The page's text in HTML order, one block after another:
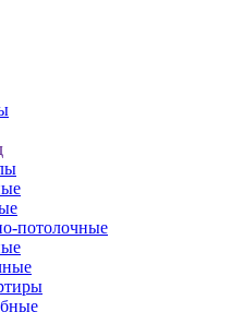
потолочные